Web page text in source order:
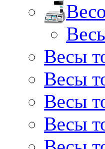
Весы
Весы
Весы
Весы